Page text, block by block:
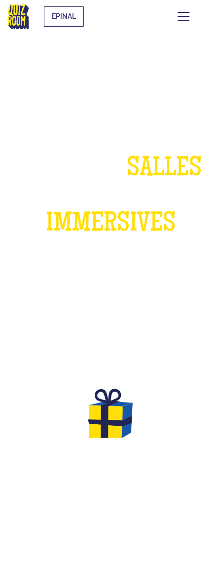
EPINAL
SALLES
IMMERSIVES